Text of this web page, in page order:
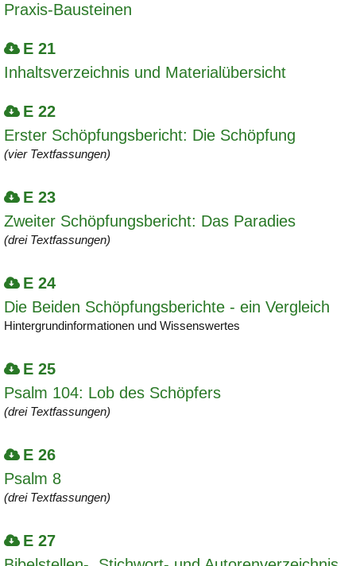
Praxis-Bausteinen
E 21
Inhaltsverzeichnis und Materialübersicht
E 22
Erster Schöpfungsbericht: Die Schöpfung
(vier Textfassungen)
E 23
Zweiter Schöpfungsbericht: Das Paradies
(drei Textfassungen)
E 24
Die Beiden Schöpfungsberichte - ein Vergleich
Hintergrundinformationen und Wissenswertes
E 25
Psalm 104: Lob des Schöpfers
(drei Textfassungen)
E 26
Psalm 8
(drei Textfassungen)
E 27